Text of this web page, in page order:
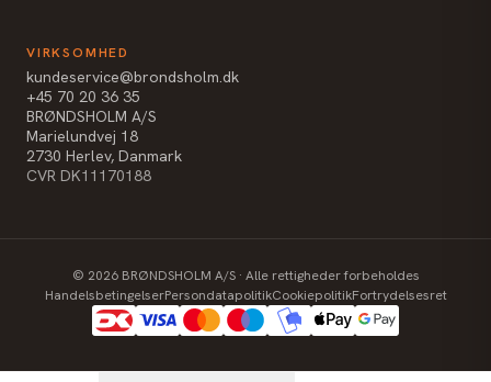
VIRKSOMHED
kundeservice@brondsholm.dk
+45 70 20 36 35
BRØNDSHOLM A/S
Marielundvej 18
2730 Herlev, Danmark
CVR DK11170188
© 2026BRØNDSHOLM A/S · Alle rettigheder forbeholdes
HandelsbetingelserPersondatapolitikCookiepolitikFortrydelsesret